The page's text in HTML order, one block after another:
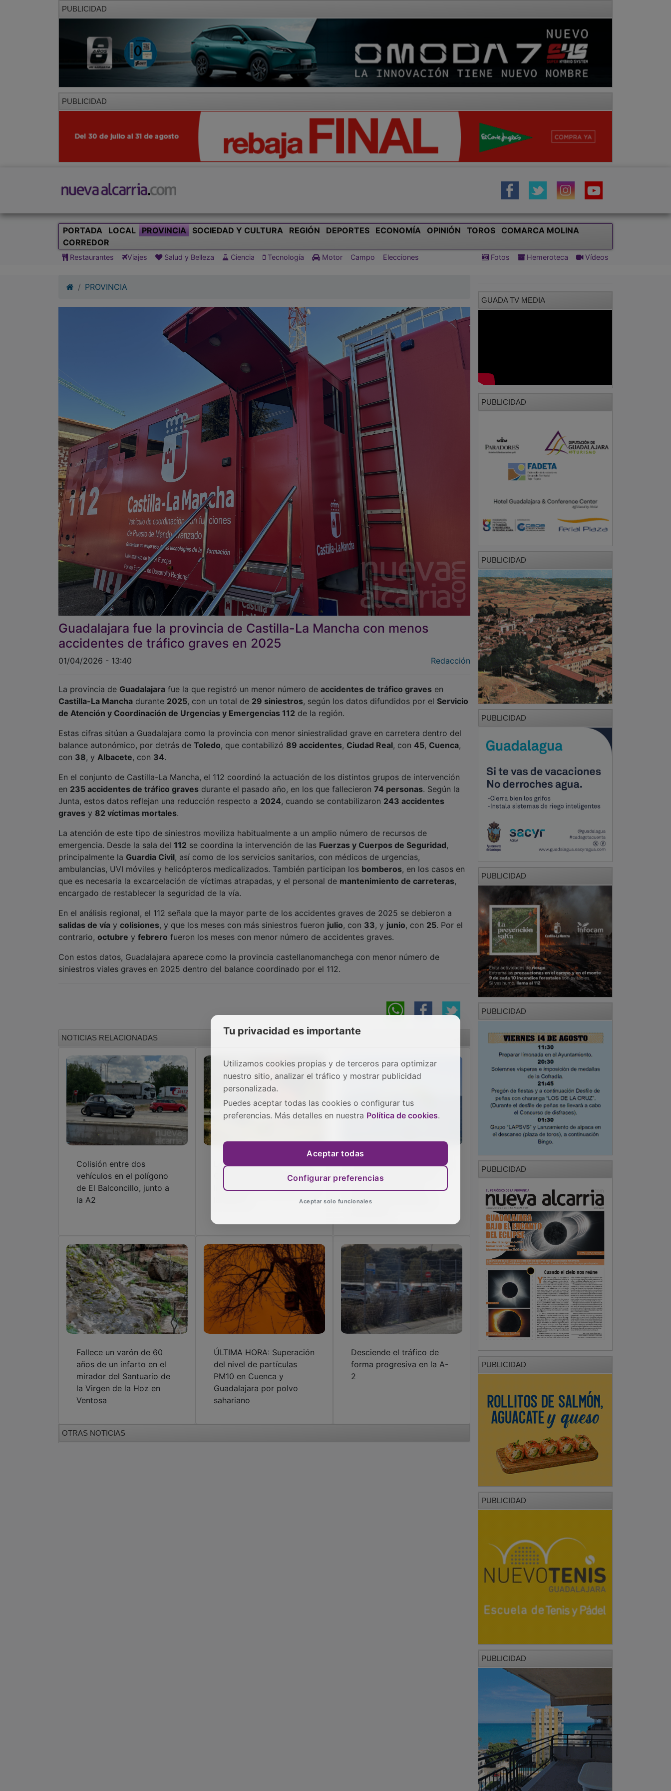
PUBLICIDAD
PUBLICIDAD
PORTADA LOCAL PROVINCIA SOCIEDAD Y CULTURA REGIÓN DEPORTES ECONOMÍA OPINIÓN TOROS
COMARCA MOLINA
CORREDOR
Restaurantes Viajes Salud y Belleza Ciencia Tecnología Motor Campo Elecciones Fotos Hemeroteca Vídeos
PROVINCIA
Guadalajara fue la provincia de Castilla-La Mancha con menos
accidentes de tráfico graves en 2025
01/04/2026 - 13:40 Redacción
La provincia de Guadalajara fue la que registró un menor número de accidentes de tráfico graves en
Castilla-La Mancha durante 2025, con un total de 29 siniestros, según los datos difundidos por el Servicio
de Atención y Coordinación de Urgencias y Emergencias 112 de la región.
Estas cifras sitúan a Guadalajara como la provincia con menor siniestralidad grave en carretera dentro del
balance autonómico, por detrás de Toledo, que contabilizó 89 accidentes, Ciudad Real, con 45, Cuenca,
con 38, y Albacete, con 34.
En el conjunto de Castilla-La Mancha, el 112 coordinó la actuación de los distintos grupos de intervención
en 235 accidentes de tráfico graves durante el pasado año, en los que fallecieron 74 personas. Según la
Junta, estos datos reflejan una reducción respecto a 2024, cuando se contabilizaron 243 accidentes
graves y 82 víctimas mortales.
La atención de este tipo de siniestros moviliza habitualmente a un amplio número de recursos de
emergencia. Desde la sala del 112 se coordina la intervención de las Fuerzas y Cuerpos de Seguridad,
principalmente la Guardia Civil, así como de los servicios sanitarios, con médicos de urgencias,
ambulancias, UVI móviles y helicópteros medicalizados. También participan los bomberos, en los casos en
que es necesaria la excarcelación de víctimas atrapadas, y el personal de mantenimiento de carreteras,
encargado de restablecer la seguridad de la vía.
En el análisis regional, el 112 señala que la mayor parte de los accidentes graves de 2025 se debieron a
salidas de vía y colisiones, y que los meses con más siniestros fueron julio, con 33, y junio, con 25. Por el
contrario, octubre y febrero fueron los meses con menor número de accidentes graves.
Con estos datos, Guadalajara aparece como la provincia castellanomanchega con menor número de
siniestros viales graves en 2025 dentro del balance coordinado por el 112.
NOTICIAS RELACIONADAS
Colisión entre dos
vehículos en el polígono
de El Balconcillo, junto a
la A2
Los Bomberos de
Guadalajara extinguen el
incendio de un vehículo en
La Guardia Civil investiga
el fallecimiento de dos
personas en Alarilla
mientras practicaban
Fallece un varón de 60
años de un infarto en el
mirador del Santuario de
la Virgen de la Hoz en
Ventosa
ÚLTIMA HORA: Superación
del nivel de partículas
PM10 en Cuenca y
Guadalajara por polvo
sahariano
Desciende el tráfico de
forma progresiva en la A-
2
OTRAS NOTICIAS
GUADA TV MEDIA
PUBLICIDAD
PUBLICIDAD
PUBLICIDAD
PUBLICIDAD
PUBLICIDAD
PUBLICIDAD
PUBLICIDAD
PUBLICIDAD
PUBLICIDAD
Tu privacidad es importante
Utilizamos cookies propias y de terceros para optimizar
nuestro sitio, analizar el tráfico y mostrar publicidad
personalizada.
Puedes aceptar todas las cookies o configurar tus
preferencias. Más detalles en nuestra Política de cookies.
Aceptar todas
Configurar preferencias
Aceptar solo funcionales